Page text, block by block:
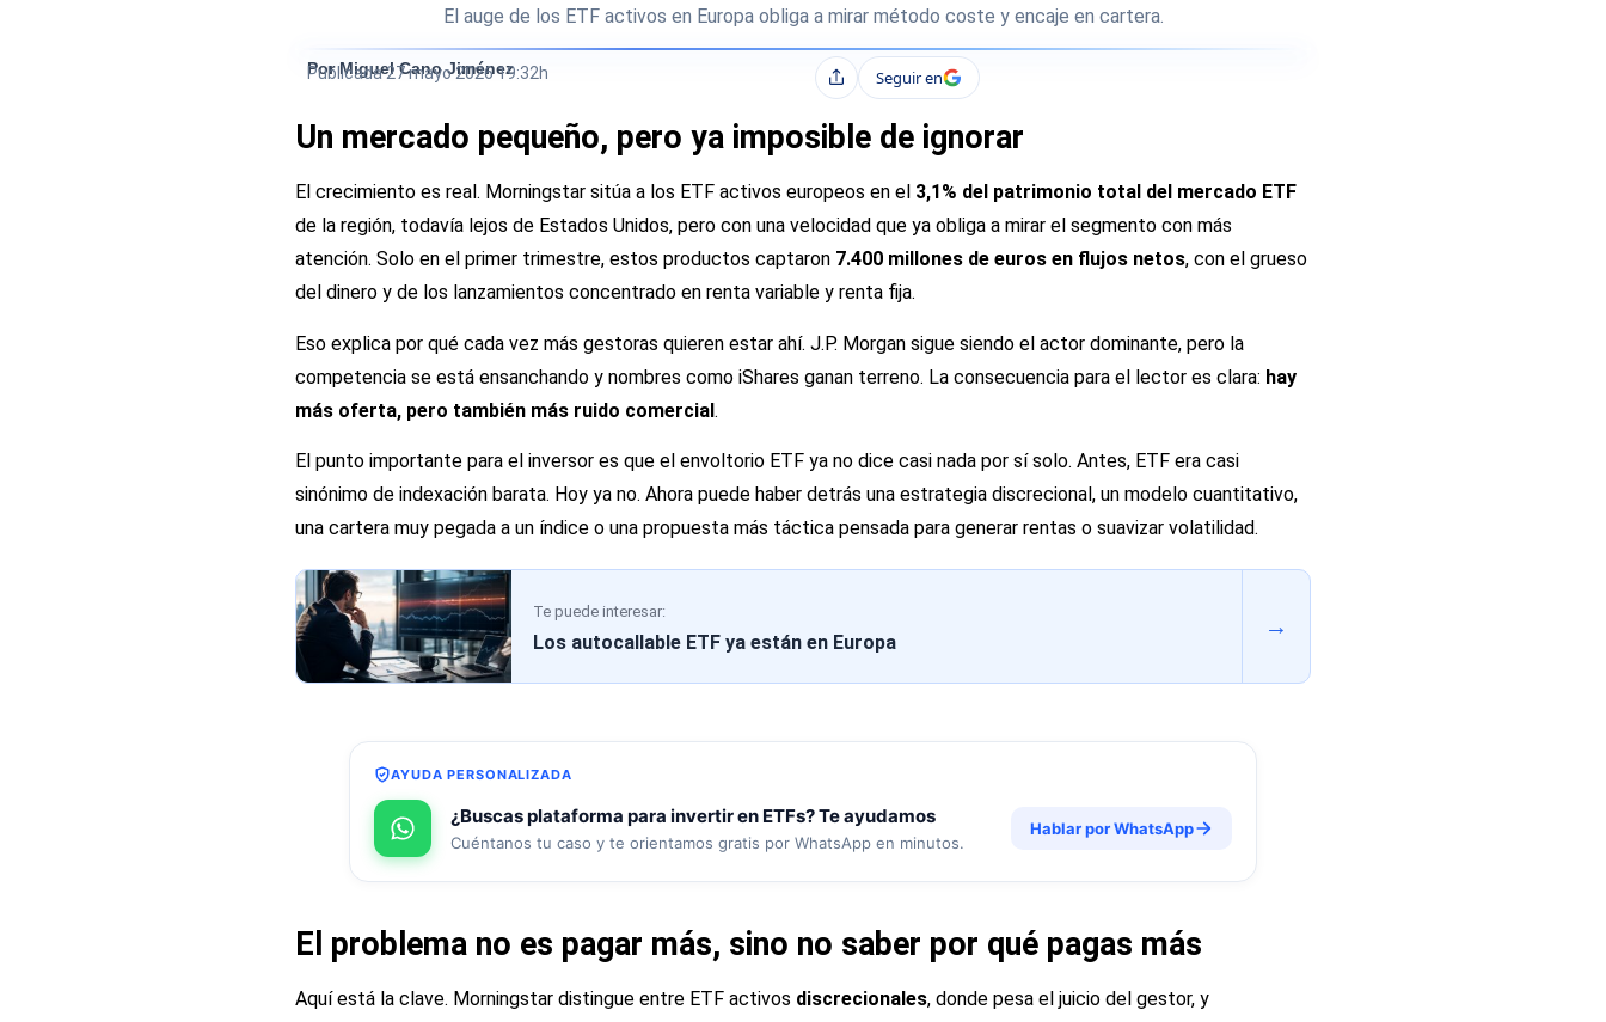
El auge de los ETF activos en Europa obliga a mirar método coste y encaje en cartera.
Por Miguel Cano Jiménez
Publicada27 mayo 2026 19:32h CompartirSeguir en
Un mercado pequeño, pero ya imposible de ignorar
El crecimiento es real. Morningstar sitúa a los ETF activos europeos en el 3,1% del patrimonio total del mercado ETF
de la región, todavía lejos de Estados Unidos, pero con una velocidad que ya obliga a mirar el segmento con más
atención. Solo en el primer trimestre, estos productos captaron 7.400 millones de euros en flujos netos, con el grueso
del dinero y de los lanzamientos concentrado en renta variable y renta fija.
Eso explica por qué cada vez más gestoras quieren estar ahí. J.P. Morgan sigue siendo el actor dominante, pero la
competencia se está ensanchando y nombres como iShares ganan terreno. La consecuencia para el lector es clara: hay
más oferta, pero también más ruido comercial.
El punto importante para el inversor es que el envoltorio ETF ya no dice casi nada por sí solo. Antes, ETF era casi
sinónimo de indexación barata. Hoy ya no. Ahora puede haber detrás una estrategia discrecional, un modelo cuantitativo,
una cartera muy pegada a un índice o una propuesta más táctica pensada para generar rentas o suavizar volatilidad.
Te puede interesar:
Los autocallable ETF ya están en Europa
→
AYUDA PERSONALIZADA
¿Buscas plataforma para invertir en ETFs? Te ayudamos
Cuéntanos tu caso y te orientamos gratis por WhatsApp en minutos.
Hablar por WhatsApp
El problema no es pagar más, sino no saber por qué pagas más
Aquí está la clave. Morningstar distingue entre ETF activos discrecionales, donde pesa el juicio del gestor, y